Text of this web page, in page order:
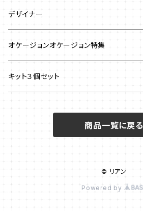
ストラップ
クロッシェ
ワイヤーワーク
ネックレス
チェインメイル
ブレスレット
ピアス
ブローチ
デザイナー
澤田美子
新川智未
オケージョンオケージョン特集
キット３個セット
商品一覧に戻る
© リアン
Powered by